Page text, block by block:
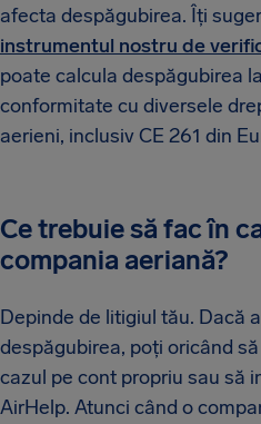
afecta despăgubirea. Îți
instrumentul nostru de
poate calcula despăgubirea
conformitate cu diversele
aerieni, inclusiv CE 261 din
Ce trebuie să fac în
compania aeriană?
Depinde de litigiul tău. Dacă
despăgubirea, poți oricând
cazul pe cont propriu sau să
AirHelp. Atunci când o